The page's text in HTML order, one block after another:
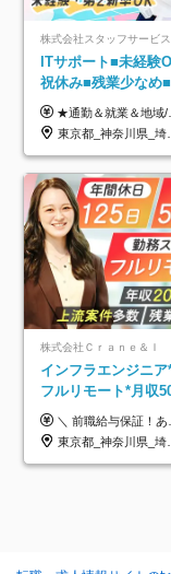
ITサポート■未経験
祝休み■残業少なめ
績あり■約900種類
アップ講座あり■全
★通勤＆就業＆地域/住宅＆役職手当あり ★残業代は全額支給 ★選べる給与制度あり！ ■東京・神奈川・千葉・埼玉勤務の場合 月給24.5万円～55万円＋諸手当 （残業代は全額支給） (20,000円の地域/住宅手当込み) ■愛知・京都・大阪・兵庫勤務の場合 月給24万円以上＋諸手当 （残業代は全額支給） (15,000円の地域/住宅手当込み) ■茨城・栃木・群馬・静岡・三重・滋賀・広島・福岡勤務の場合 月給23.5万円以上＋諸手当 （残業代は全額支給） (10,000円の地域/住宅手当込み) ■北海道・宮城・山梨・長野・岐阜・奈良・和歌山・岡山勤務の場合 月給23万円以上＋諸手当 （残業代は全額支給） (5,000円の地域/住宅手当込み) ■その他のエリア勤務の場合 月給22.5万円以上＋諸手当 （残業代は全額支給） ※経験や能力を考慮し、当社規定により優遇します 【昇給：年一回実施】 【選べる給与制度】 ★収入を重視する方に… 「変動型人事制度」の選択も可能（派遣先からの評価に応じて収入アップ！） ※年2回のタイミングで希望者と面談の上決定します。
東京都_神奈川県_埼玉県_千葉県_大阪府_愛知県_北海道_岩手県_宮城県_山形県_福島県_茨城県_栃木県_群馬県_山梨県_長野県_富山県_石川県_静岡県_岐阜県_三重県_兵庫県_京都府_滋賀県_奈良県_広島県_岡山県_山口県_愛媛県_福岡県_熊本県_長崎県
株式会社Ｃｒａｎｅ＆Ｉ
インフラエンジニア
フルリモート*月収
クラウド×上流工程
与保証*残業月9.8h
＼ 前職給与保証！あなたのこれまでの経験を正当評価 ／ ★月収50万円～スタート！【年俸600万～1,162万8,000円（12分割）】 ――「頑張りが給与に直結しない…」そんな不満とは無縁の環境です。 実際、入社後に「年収150万～200万円UP」を実現した先輩エンジニアが多数活躍中！ 【 収入をさらに押し上げる充実のプラスα 】 スキルを磨くほど得をする「資格手当」 ⇒ 1資格につき毎月3,000円～30,000円を継続支給！ 成果を見逃さない「功績手当」 ⇒ 社員の頑張りに応じて最大10万円をダイレクトに支給！ スピード昇給・高年収も可能 ⇒ 1回の昇給で年収数十万UPのチャンスあり。ゆくゆくは年収1000万以上のハイクラスも目指せます。 ※経験・スキルを考慮の上決定します ※上記金額には固定残業代（月30h分・95,000円～184,000円）を含みます ※超過分は別途全額支給します ※試用期間2ヶ月間あり（その他待遇に差異はありません）
東京都_神奈川県_埼玉県_千葉県_大阪府_愛知県_北海道_青森県_岩手県_宮城県_秋田県_山形県_福島県_茨城県_栃木県_群馬県_新潟県_山梨県_長野県_富山県_石川県_福井県_静岡県_岐阜県_三重県_兵庫県_京都府_滋賀県_奈良県_和歌山県_広島県_岡山県_鳥取県_島根県_山口県_徳島県_香川県_愛媛県_高知県_福岡県_熊本県_佐賀県_長崎県_大分県_宮崎県_鹿児島県_沖縄県